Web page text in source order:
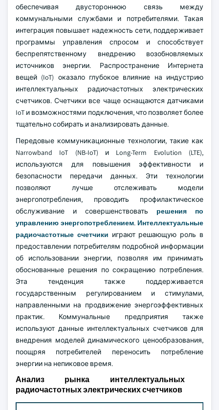
обеспечивая двустороннюю связь между
коммунальными службами и потребителями. Такая
интеграция повышает надежность сети, поддерживает
программы управления спросом и способствует
беспрепятственному внедрению возобновляемых
источников энергии. Распространение Интернета
вещей (IoT) оказало глубокое влияние на индустрию
интеллектуальных радиочастотных электрических
счетчиков. Счетчики все чаще оснащаются датчиками
IoT и возможностями подключения, что позволяет более
тщательно собирать и анализировать данные.
Передовые коммуникационные технологии, такие как
Narrowband IoT (NB-IoT) и Long-Term Evolution (LTE),
используются для повышения эффективности и
безопасности передачи данных. Эти технологии
позволяют лучше отслеживать модели
энергопотребления, проводить профилактическое
обслуживание и совершенствовать решения по
управлению энергопотреблением. Интеллектуальные
радиочастотные счетчики играют решающую роль в
предоставлении потребителям подробной информации
об использовании энергии, позволяя им принимать
обоснованные решения по сокращению потребления.
Эта тенденция также поддерживается
государственным регулированием и стимулами,
направленными на продвижение энергоэффективных
практик. Коммунальные предприятия также
используют данные интеллектуальных счетчиков для
внедрения моделей динамического ценообразования,
поощряя потребителей переносить потребление
энергии на непиковое время.
Анализ рынка интеллектуальных
радиочастотных электрических счетчиков